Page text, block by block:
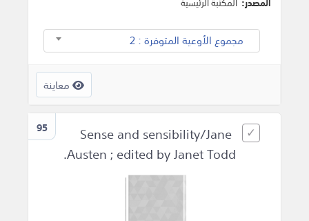
مجموع الأوعية المتوفرة : 2
معاينة
95
Sense and sensibility/Jane
Austen ; edited by Janet Todd.